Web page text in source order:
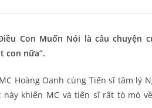
Con Muốn Nói là câu chuyện
con nữa”.
Hoàng Oanh cùng Tiến sĩ tâm lý
này khiến MC và tiến sĩ rất tò mò